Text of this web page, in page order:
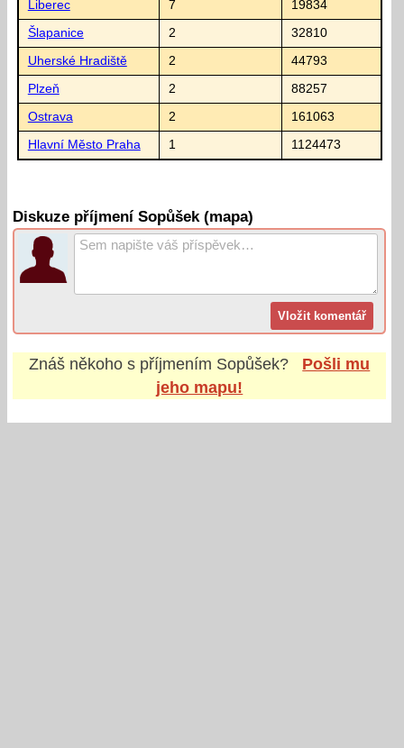
Liberec 7 19834
Šlapanice 2 32810
Uherské Hradiště 2 44793
Plzeň 2 88257
Ostrava 2 161063
Hlavní Město Praha 1 1124473
Diskuze příjmení Sopůšek (mapa)
Znáš někoho s příjmením Sopůšek?
Pošli mu
jeho mapu!